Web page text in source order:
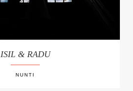
ISIL & RADU
NUNTI